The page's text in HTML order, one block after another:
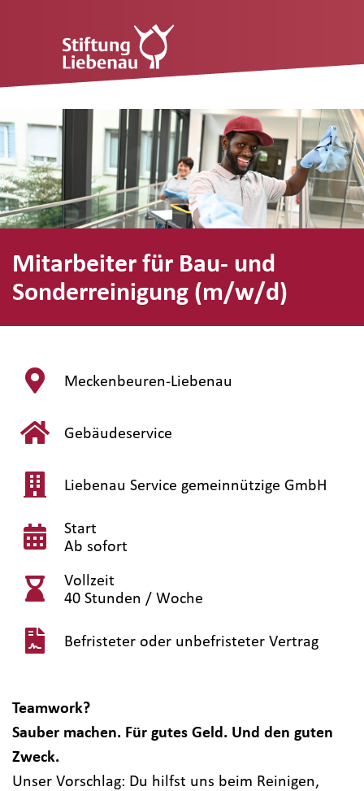
Mitarbeiter für Bau- und
Sonderreinigung (m/w/d)
Meckenbeuren-Liebenau
Gebäudeservice
Liebenau Service gemeinnützige GmbH
Start
Ab sofort
Vollzeit
40 Stunden / Woche
Befristeter oder unbefristeter Vertrag
Teamwork?
Sauber machen. Für gutes Geld. Und den guten
Zweck.
Unser Vorschlag: Du hilfst uns beim Reinigen,